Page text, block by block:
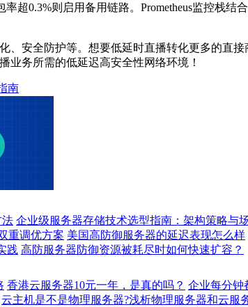
率超0.3%则启用备用链路。 Prometheus监控栈结合
安全防护等。想要低延时直播转化更多的直
业务所需的低延迟高安全性网络环境！
南
法 企业级服务器存储技术选型指南：架构策略与
重调优方案 美国高防御服务器的延迟表现怎么样
践 高防服务器防御资源被耗尽时如何快速扩容？
香港云服务器10元一年，是真的吗？ 企业每分钟
云主机是不是物理服务器?浅析物理服务器和云服